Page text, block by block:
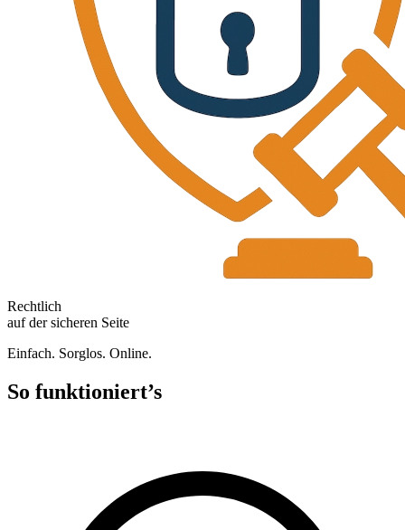
Rechtlich
auf der sicheren Seite
Einfach. Sorglos. Online.
So funktioniert’s